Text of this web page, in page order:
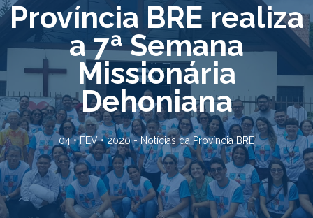
Província BRE realiza
a 7ª Semana
Missionária
Dehoniana
04 • FEV • 2020 -Notícias da Província BRE